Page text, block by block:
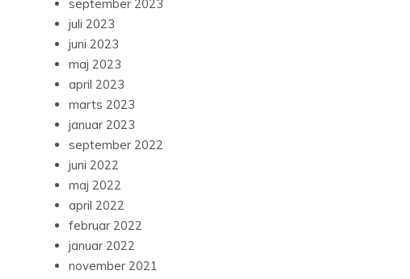
september 2023
juli 2023
juni 2023
maj 2023
april 2023
marts 2023
januar 2023
september 2022
juni 2022
maj 2022
april 2022
februar 2022
januar 2022
november 2021